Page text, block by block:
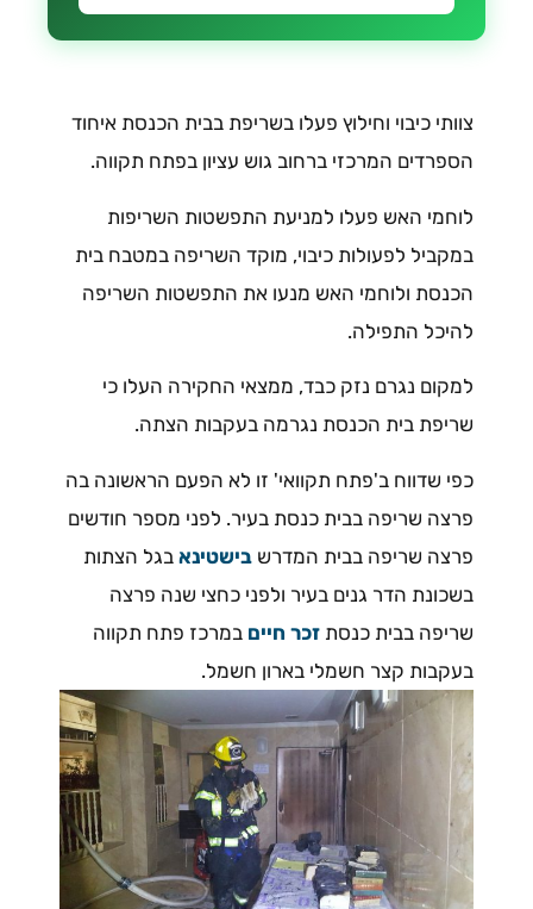
צוותי כיבוי וחילוץ פעלו בשריפת בבית הכנסת איחוד
הספרדים המרכזי ברחוב גוש עציון בפתח תקווה.
לוחמי האש פעלו למניעת התפשטות השריפות
במקביל לפעולות כיבוי, מוקד השריפה במטבח בית
הכנסת ולוחמי האש מנעו את התפשטות השריפה
להיכל התפילה.
למקום נגרם נזק כבד, ממצאי החקירה העלו כי
שריפת בית הכנסת נגרמה בעקבות הצתה.
כפי שדווח ב'פתח תקוואי' זו לא הפעם הראשונה בה
פרצה שריפה בבית כנסת בעיר. לפני מספר חודשים
פרצה שריפה בבית המדרש בישטינא בגל הצתות
בשכונת הדר גנים בעיר ולפני כחצי שנה פרצה
שריפה בבית כנסת זכר חיים במרכז פתח תקווה
בעקבות קצר חשמלי בארון חשמל.